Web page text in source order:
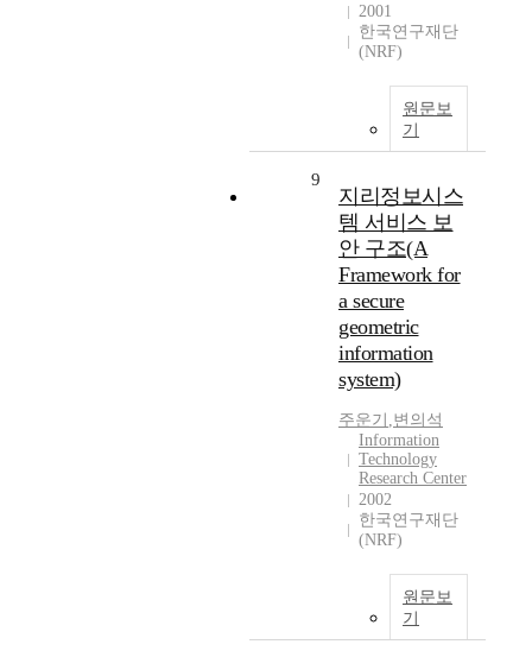
2001
한국연구재단
(NRF)
원문보
기
9
지리정보시스
템 서비스 보
안 구조(A
Framework for
a secure
geometric
information
system)
주운기 ,변의석
Information
Technology
Research Center
2002
한국연구재단
(NRF)
원문보
기